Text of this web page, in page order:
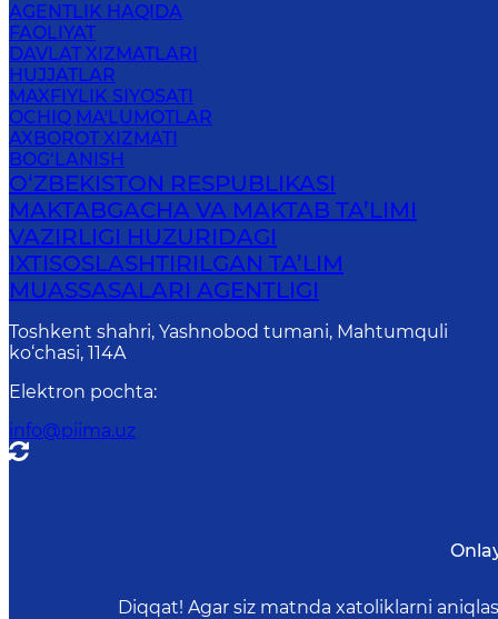
AGENTLIK HAQIDA
FAOLIYAT
DAVLAT XIZMATLARI
HUJJATLAR
MAXFIYLIK SIYOSATI
OCHIQ MA'LUMOTLAR
AXBOROT XIZMATI
BOG‘LANISH
O‘ZBEKISTON RESPUBLIKASI
MAKTABGACHA VA MAKTAB TA’LIMI
VAZIRLIGI HUZURIDAGI
IXTISOSLASHTIRILGAN TA’LIM
MUASSASALARI AGENTLIGI
Toshkent shahri, Yashnobod tumani, Mahtumquli
ko‘chasi, 114A
Elektron pochta:
info@piima.uz
Diqqat! Agar siz matnda xatoliklarni